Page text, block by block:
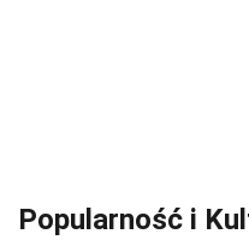
Popularność i